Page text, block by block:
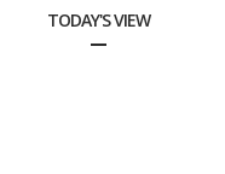
TODAY'S VIEW